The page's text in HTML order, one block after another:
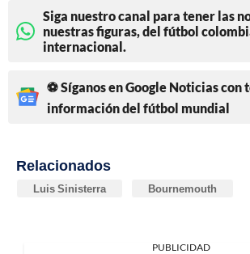
Siga nuestro canal para tener las
nuestras figuras, del fútbol
internacional.
⚽ Síganos en Google Noticias con
información del fútbol mundial
Relacionados
Luis Sinisterra Bournemouth
PUBLICIDAD